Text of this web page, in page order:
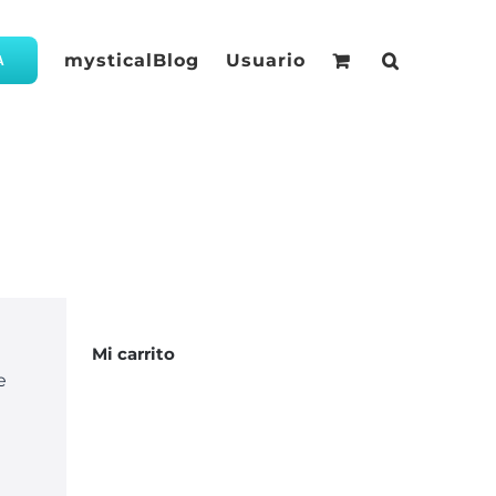
mysticalBlog Usuario
Mi carrito